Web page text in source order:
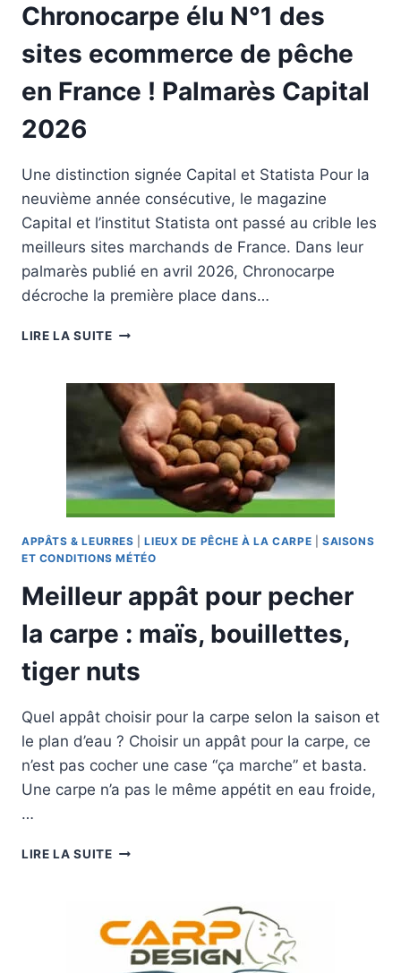
Chronocarpe élu N°1 des
sites ecommerce de pêche
en France ! Palmarès Capital
2026
Une distinction signée Capital et Statista Pour la
neuvième année consécutive, le magazine
Capital et l’institut Statista ont passé au crible les
meilleurs sites marchands de France. Dans leur
palmarès publié en avril 2026, Chronocarpe
décroche la première place dans…
LIRE LA SUITECHRONOCARPE
DES
SITES
ECOMMERCE
DE
PÊCHE
EN
FRANCE
!
PALMARÈS
CAPITAL
APPÂTS & LEURRES |LIEUX DE PÊCHE À LA CARPE
SAISONS
ET CONDITIONS MÉTÉO
Meilleur appât pour pecher
la carpe : maïs, bouillettes,
tiger nuts
Quel appât choisir pour la carpe selon la saison et
le plan d’eau ? Choisir un appât pour la carpe, ce
n’est pas cocher une case “ça marche” et basta.
Une carpe n’a pas le même appétit en eau froide,
…
LIRE LA SUITEMEILLEUR
LA
CARPE